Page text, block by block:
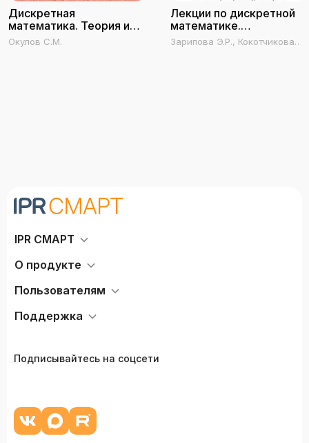
Дискретная
математика. Теория и
практика решения задач
по информатике
Окулов С.М.
Лекции по дискретной
математике.
Математическая логика
Зарипова Э.Р., Кокотчикова
IPR СМАРТ
О продукте
Пользователям
Поддержка
Подписывайтесь на соцсети